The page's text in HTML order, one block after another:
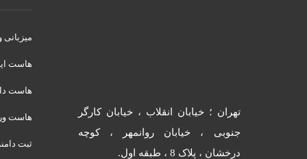
تهران ؛ خیابان انقلاب ، خیابان کارگر
جنوبی ، خیابان روانمهر ، کوچه
درخشان ، پلاک 8 ، طبقه اول.
هاست
هاست
هاست
ثبت